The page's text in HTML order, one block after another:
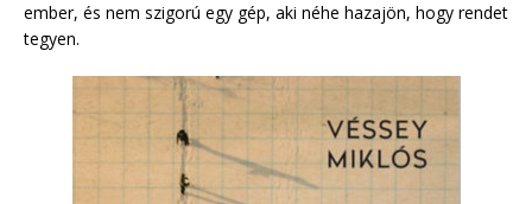
ember, és nem szigorú egy gép, aki néhe hazajön, hogy rendet
tegyen.